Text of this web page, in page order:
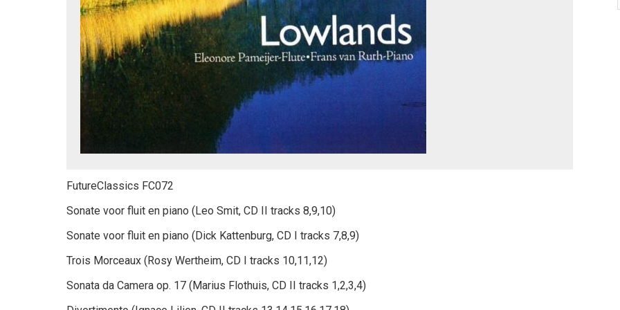
FutureClassics FC072
Sonate voor fluit en piano (Leo Smit, CD II tracks 8,9,10)
Sonate voor fluit en piano (Dick Kattenburg, CD I tracks 7,8,9)
Trois Morceaux (Rosy Wertheim, CD I tracks 10,11,12)
Sonata da Camera op. 17 (Marius Flothuis, CD II tracks 1,2,3,4)